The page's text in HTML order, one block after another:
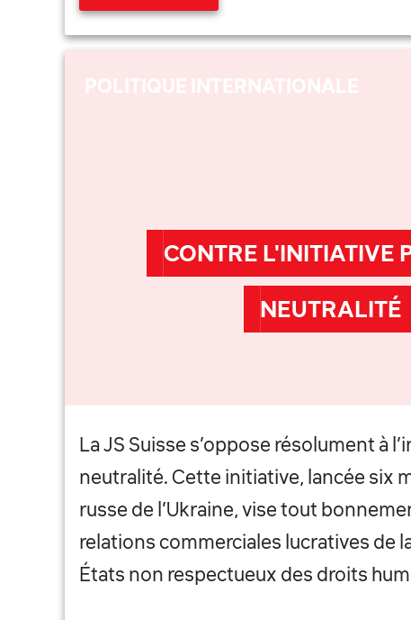
CONTRE L'INITIATIVE
NEUTRALITÉ
La JS Suisse s’oppose résolument à
neutralité. Cette initiative, lancée six
russe de l’Ukraine, vise tout
relations commerciales lucratives de
États non respectueux des droits